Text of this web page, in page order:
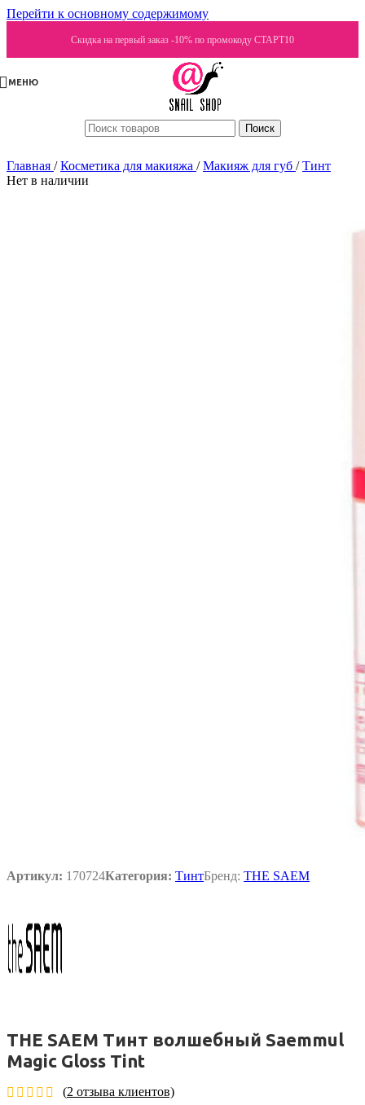
Перейти к основному содержимому
Скидка на первый заказ -10% по промокоду СТАРТ10
МЕНЮ
Поиск
Главная / Косметика для макияжа / Макияж для губ / Тинт
Нет в наличии
Артикул: 170724Категория: ТинтБренд: THE SAEM
THE SAEM Тинт волшебный Saemmul
Magic Gloss Tint
(2 отзыва клиентов)